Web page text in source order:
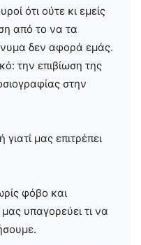
ότι ούτε κι εμείς
από το να τα
δεν αφορά εμάς.
την επιβίωση της
στην
μας επιτρέπει
φόβο και
υπαγορεύει τι να